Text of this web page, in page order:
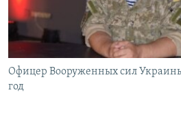
Офицер Вооруженных сил
год